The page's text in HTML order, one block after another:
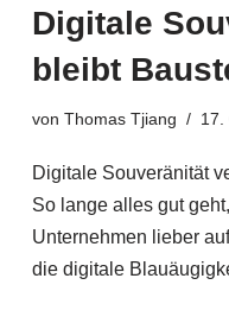
Digitale
bleibt
von Thomas Tjiang 17.
Digitale Souveränität
So lange alles gut
Unternehmen lieber
die digitale